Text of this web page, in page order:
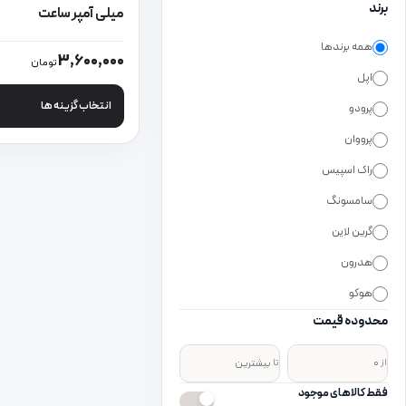
برند
همه برندها
اپل
پرودو
پرووان
راک اسپیس
سامسونگ
گرین لاین
هدرون
هوکو
محدوده قیمت
از تا
فقط کالاهای موجود
میلی آمپر ساعت
3,600,000تومان
انتخاب گزینه ها
این محصول دارای